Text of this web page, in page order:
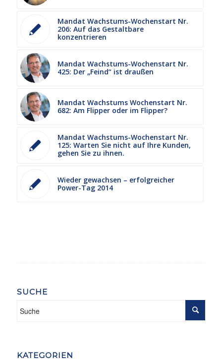
Mandat Wachstums-Wochenstart Nr.
206: Auf das Gestaltbare
konzentrieren
Mandat Wachstums-Wochenstart Nr.
425: Der „Feind“ ist draußen
Mandat Wachstums Wochenstart Nr.
682: Am Flipper oder im Flipper?
Mandat Wachstums-Wochenstart Nr.
125: Warten Sie nicht auf Ihre Kunden,
gehen Sie zu ihnen.
Wieder gewachsen – erfolgreicher
Power-Tag 2014
SUCHE
KATEGORIEN